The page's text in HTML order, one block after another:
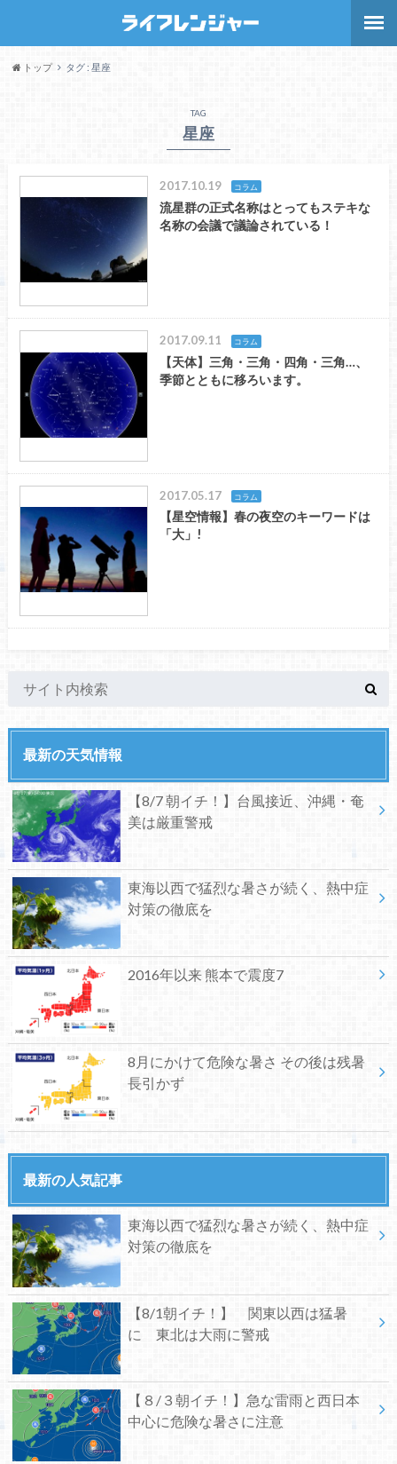
トップ タグ : 星座
TAG
星座
2017.10.19 コラム
流星群の正式名称はとってもステキな
名称の会議で議論されている！
2017.09.11 コラム
【天体】三角・三角・四角・三角…、
季節とともに移ろいます。
2017.05.17 コラム
【星空情報】春の夜空のキーワードは
「大」!
最新の天気情報
【8/7 朝イチ！】台風接近、沖縄・奄
美は厳重警戒
東海以西で猛烈な暑さが続く、熱中症
対策の徹底を
2016年以来 熊本で震度7
8月にかけて危険な暑さ その後は残暑
長引かず
最新の人気記事
東海以西で猛烈な暑さが続く、熱中症
対策の徹底を
【8/1朝イチ！】 関東以西は猛暑
に 東北は大雨に警戒
【８/３朝イチ！】急な雷雨と西日本
中心に危険な暑さに注意